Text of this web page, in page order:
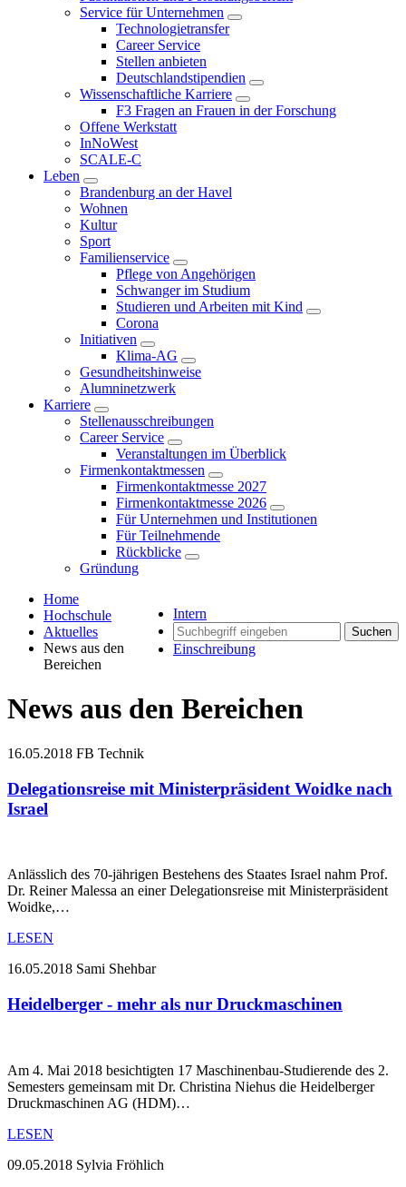
Service für Unternehmen
Technologietransfer
Career Service
Stellen anbieten
Deutschlandstipendien
Wissenschaftliche Karriere
F3 Fragen an Frauen in der Forschung
Offene Werkstatt
InNoWest
SCALE-C
Leben
Brandenburg an der Havel
Wohnen
Kultur
Sport
Familienservice
Pflege von Angehörigen
Schwanger im Studium
Studieren und Arbeiten mit Kind
Corona
Initiativen
Klima-AG
Gesundheitshinweise
Alumninetzwerk
Karriere
Stellenausschreibungen
Career Service
Veranstaltungen im Überblick
Firmenkontaktmessen
Firmenkontaktmesse 2027
Firmenkontaktmesse 2026
Für Unternehmen und Institutionen
Für Teilnehmende
Rückblicke
Gründung
Intern
Suchen
Einschreibung
Home
Hochschule
Aktuelles
News aus den
Bereichen
News aus den Bereichen
16.05.2018 FB Technik
Delegationsreise mit Ministerpräsident Woidke nach
Israel
Anlässlich des 70-jährigen Bestehens des Staates Israel nahm Prof.
Dr. Reiner Malessa an einer Delegationsreise mit Ministerpräsident
Woidke,…
LESEN
16.05.2018 Sami Shehbar
Heidelberger - mehr als nur Druckmaschinen
Am 4. Mai 2018 besichtigten 17 Maschinenbau-Studierende des 2.
Semesters gemeinsam mit Dr. Christina Niehus die Heidelberger
Druckmaschinen AG (HDM)…
LESEN
09.05.2018 Sylvia Fröhlich